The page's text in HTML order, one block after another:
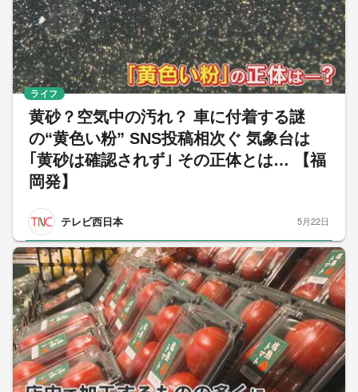
黄砂？空気中の汚れ？ 車に付着する謎
の“黄色い粉” SNS投稿相次ぐ 気象台は
｢黄砂は確認されず｣ その正体とは… 【福
岡発】
テレビ西日本
ライフ
5月22日